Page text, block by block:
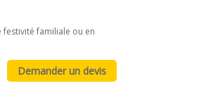
festivité familiale ou en